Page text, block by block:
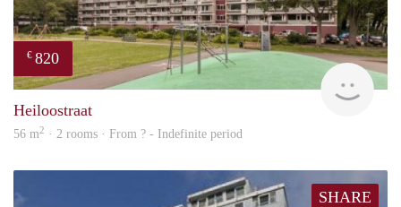
€ 820
rent
Heiloostraat
56 m2 · 2 rooms · From ? - Indefinite period
SHARE